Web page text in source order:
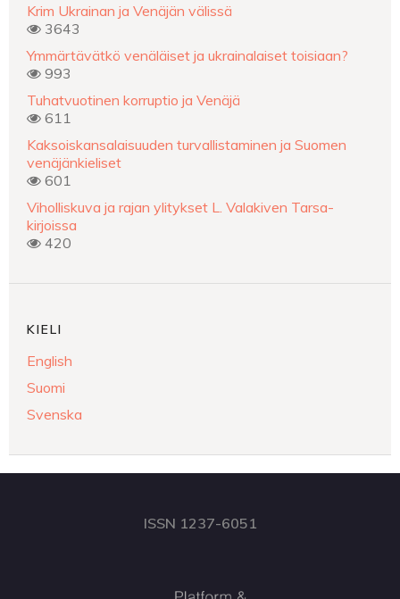
Krim Ukrainan ja Venäjän välissä
3643
Ymmärtävätkö venäläiset ja ukrainalaiset toisiaan?
993
Tuhatvuotinen korruptio ja Venäjä
611
Kaksoiskansalaisuuden turvallistaminen ja Suomen
venäjänkieliset
601
Viholliskuva ja rajan ylitykset L. Valakiven Tarsa-
kirjoissa
420
KIELI
English
Suomi
Svenska
ISSN 1237-6051